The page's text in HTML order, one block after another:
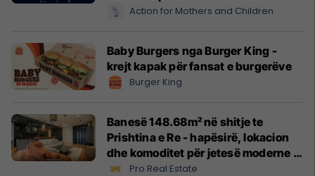
e Rinj më 3 qershor
Action for Mothers and Children
Baby Burgers nga Burger King -
krejt kapak për fansat e burgerëve
Burger King
Banesë 148.68m² në shitje te
Prishtina e Re - hapësirë, lokacion
dhe komoditet për jetesë moderne
#13551Pro Real Estate